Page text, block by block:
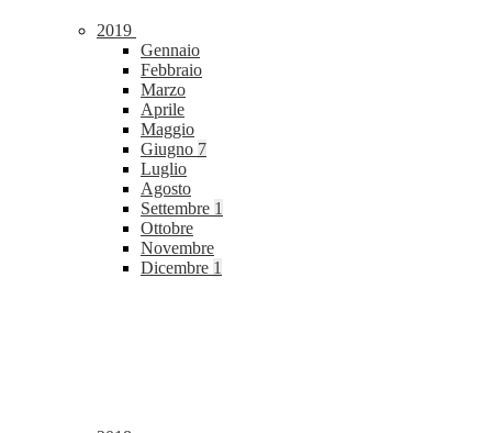
2019
Gennaio
Febbraio
Marzo
Aprile
Maggio
Giugno 7
Luglio
Agosto
Settembre 1
Ottobre
Novembre
Dicembre 1